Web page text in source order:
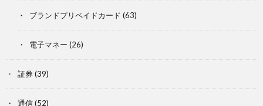
ブランドプリペイドカード (63)
電子マネー (26)
証券(39)
通信(52)